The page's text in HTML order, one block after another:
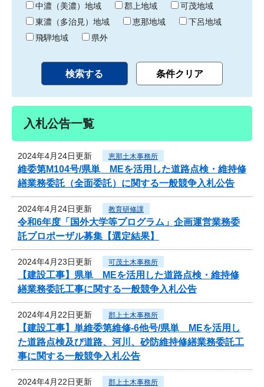
中濃（美濃）地域
郡上地域
可茂地域
東濃（多治見）地域
恵那地域
下呂地域
飛騨地域
県外
入札公告一覧
2024年4月24日更新 恵那土木事務所
維委第M104号/県単 MEを活用した道路点検・維持修
繕業務委託（全面委託）に関する一般競争入札公告
2024年4月24日更新 教育研修課
令和6年度「国外大学等プログラム」企画運営業務委
託プロポーザル募集【選定結果】
2024年4月23日更新 可茂土木事務所
【建設工事】県単 MEを活用した道路点検・維持修
繕業務委託工事に関する一般競争入札公告
2024年4月22日更新 郡上土木事務所
【建設工事】単維委第維修‐6他号/県単 MEを活用し
た道路点検及び道路、河川、砂防維持修繕業務委託工
事に関する一般競争入札公告
2024年4月22日更新 郡上土木事務所